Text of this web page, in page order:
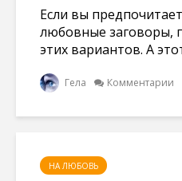
Если вы
любовные заговоры,
этих вариантов. А
Гела Комментарии
НА ЛЮБОВЬ